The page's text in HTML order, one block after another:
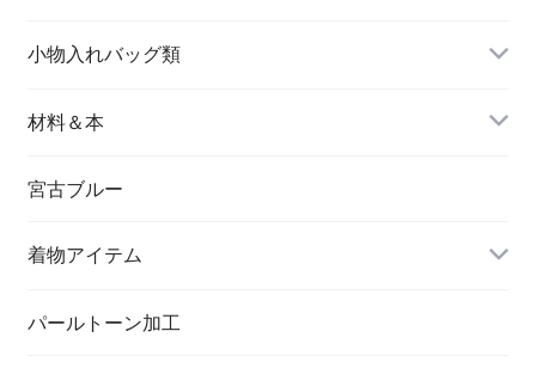
バングル＆ブレスレット
ペンダント
ブローチ
名刺入れ
メッセージカード
一筆箋
小物入れバッグ類
バッグ
材料＆本
ハンドメイドキット
宮古ブルー
着物アイテム
パールトーン加工